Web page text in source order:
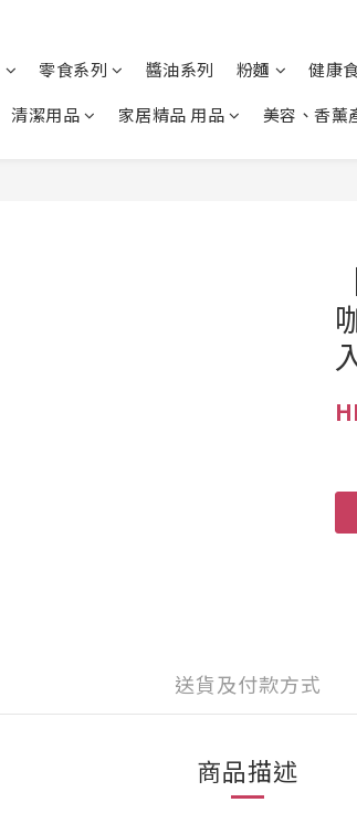
零食系列 醬油系列 粉麵
健康
清潔用品 家居精品 用品 美容、香薰
送貨及付款方式
商品描述